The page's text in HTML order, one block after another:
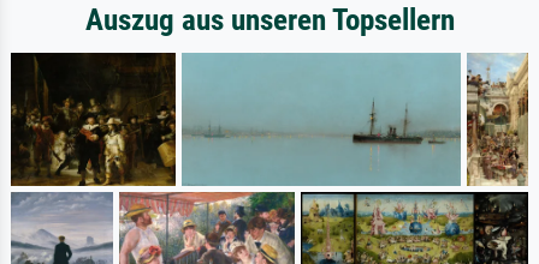
Auszug aus unseren Topsellern